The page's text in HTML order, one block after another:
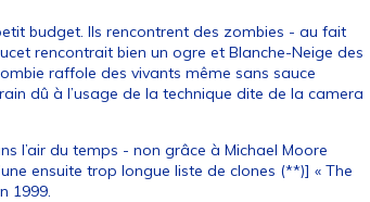
budget. Ils rencontrent des zombies - au fait
rencontrait bien un ogre et Blanche-Neige des
raffole des vivants même sans sauce
dû à l’usage de la technique dite de la camera
l’air du temps - non grâce à Michael Moore
ensuite trop longue liste de clones (**)] « The
1999.